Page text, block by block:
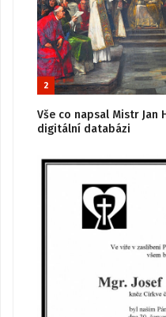
2
Vše co napsal Mistr Jan
digitální databázi